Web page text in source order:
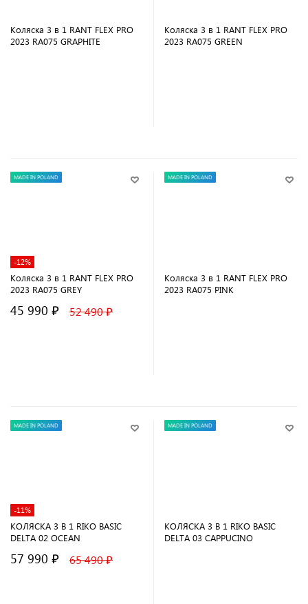
Коляска 3 в 1 RANT FLEX PRO
2023 RA075 GRAPHITE
Коляска 3 в 1 RANT FLEX PRO
2023 RA075 GREEN
MADE IN POLAND
-12%
Коляска 3 в 1 RANT FLEX PRO
2023 RA075 GREY
45 990 ₽ 52 490 ₽
MADE IN POLAND
Коляска 3 в 1 RANT FLEX PRO
2023 RA075 PINK
MADE IN POLAND
-11%
КОЛЯСКА 3 В 1 RIKO BASIC
DELTA 02 OCEAN
57 990 ₽ 65 490 ₽
MADE IN POLAND
КОЛЯСКА 3 В 1 RIKO BASIC
DELTA 03 CAPPUCINO